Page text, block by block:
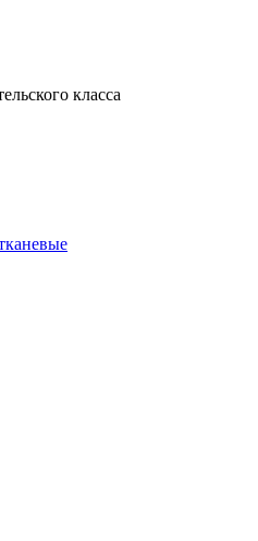
класса